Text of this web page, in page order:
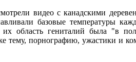
видео с канадскими
базовые температуры
область гениталий была "в
тему, порнографию, ужастики и